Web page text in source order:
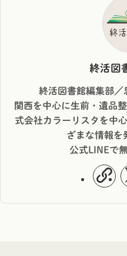
終活図
終活図書館編集部
関西を中心に生前・遺品
式会社カラーリスタを中
ざまな情報を
公式LINEで